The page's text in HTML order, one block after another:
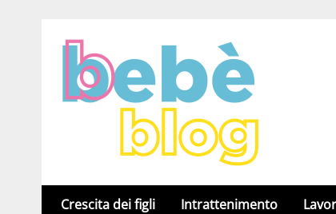
Crescita dei figli Intrattenimento